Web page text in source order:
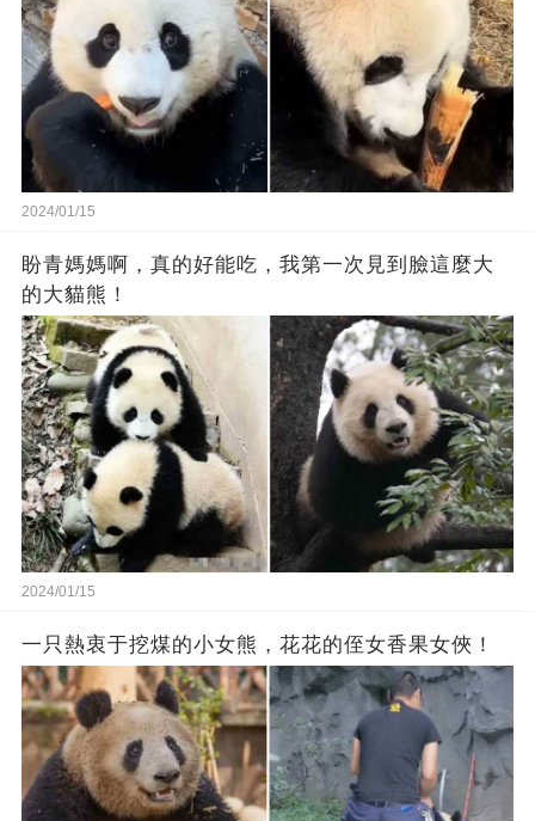
2024/01/15
盼青媽媽啊，真的好能吃，我第一次見到臉這麼大
的大貓熊！
2024/01/15
一只熱衷于挖煤的小女熊，花花的侄女香果女俠！